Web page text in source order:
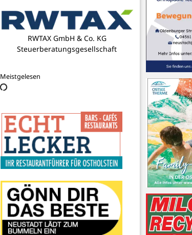
TSV Neustadt Leichtathletik
Meistgelesen